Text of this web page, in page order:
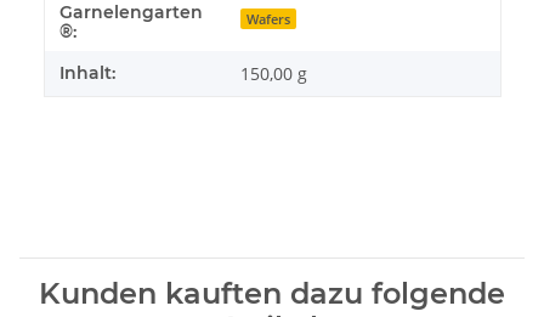
Produkteigenschaft
Wert
Garnelengarten
®:
Wafers
Inhalt: 150,00 g
Kunden kauften dazu folgende